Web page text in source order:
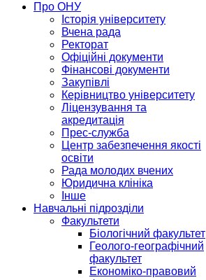
Про ОНУ
Історія університету
Вчена рада
Ректорат
Офіційні документи
Фінансові документи
Закупівлі
Керівництво університету
Ліцензування та
акредитація
Прес-служба
Центр забезпечення якості
освіти
Рада молодих вчених
Юридична клініка
Інше
Навчальні підрозділи
Факультети
Біологічний факультет
Геолого-географічний
факультет
Економіко-правовий